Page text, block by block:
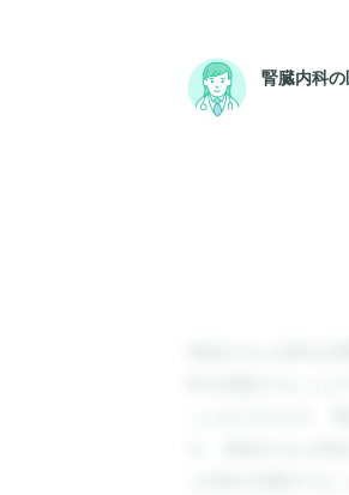
腎臓内科
登録すると回答を
答を閲覧すること
ことができます。
す。登録すると回
と回答を閲覧する